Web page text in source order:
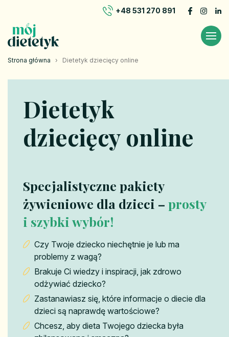
+48 531 270 891
Strona główna › Dietetyk dziecięcy online
Dietetyk
dziecięcy online
Specjalistyczne pakiety
żywieniowe dla dzieci – prosty
i szybki wybór!
Czy Twoje dziecko niechętnie je lub ma
problemy z wagą?
Brakuje Ci wiedzy i inspiracji, jak zdrowo
odżywiać dziecko?
Zastanawiasz się, które informacje o diecie dla
dzieci są naprawdę wartościowe?
Chcesz, aby dieta Twojego dziecka była